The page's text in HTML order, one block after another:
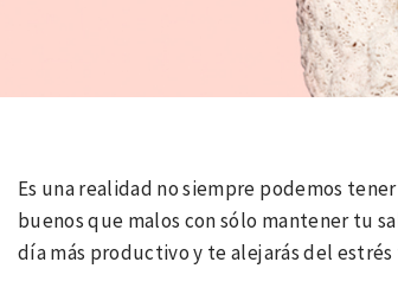
Es una realidad no siempre podemos
buenos que malos con sólo mantener tu
día más productivo y te alejarás del estrés